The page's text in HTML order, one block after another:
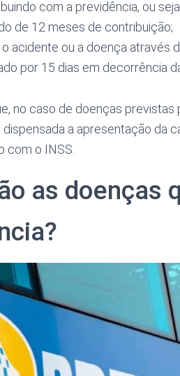
com a previdência, ou
de 12 meses de contribuição;
acidente ou a doença através
por 15 dias em decorrência
no caso de doenças previstas
dispensada a apresentação da
com o INSS.
as doenças